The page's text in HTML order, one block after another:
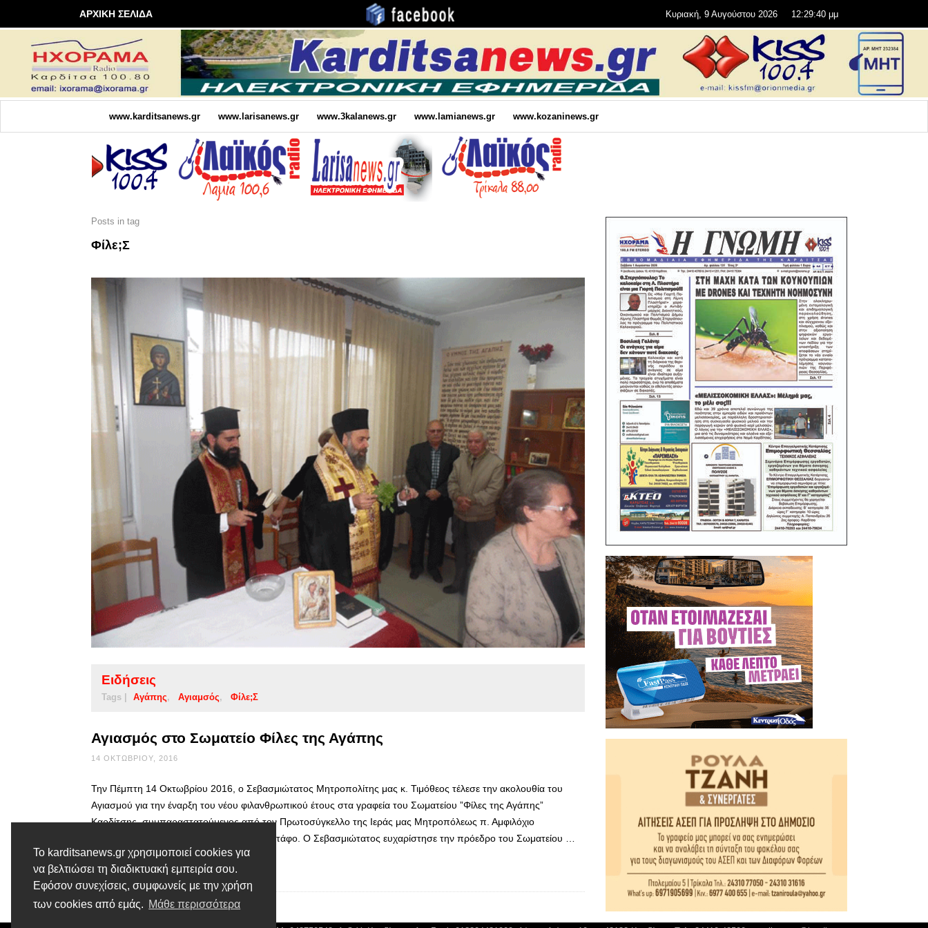
Το karditsanews.gr χρησιμοποιεί cookies για
να βελτιώσει τη διαδικτυακή εμπειρία σου.
Εφόσον συνεχίσεις, συμφωνείς με την χρήση
των cookies από εμάς. Μάθε περισσότερα
ΑΡΧΙΚΗ ΣΕΛΙΔΑ Κυριακή, 9 Αυγούστου 2026 12:29:40 μμ
www.karditsanews.gr www.larisanews.gr www.3kalanews.gr www.lamianews.gr www.kozaninews.gr
Posts in tag
Φίλε;ς
Ειδήσεις
Tags | Αγάπης Αγιαμσός Φίλε;ς
Αγιασμός στο Σωματείο Φίλες της Αγάπης
14 ΟΚΤΩΒΡΊΟΥ, 2016
Την Πέμπτη 14 Οκτωβρίου 2016, ο Σεβασμιώτατος Μητροπολίτης μας κ. Τιμόθεος τέλεσε την ακολουθία του
Αγιασμού για την έναρξη του νέου φιλανθρωπικού έτους στα γραφεία του Σωματείου ”Φίλες της Αγάπης”
Καρδίτσης, συμπαραστατούμενος από τον Πρωτοσύγκελλο της Ιεράς μας Μητροπόλεως π. Αμφιλόχιο
Παπανδρέου και τον Διάκονο π. Νικόλαο Ντάφο. Ο Σεβασμιώτατος ευχαρίστησε την πρόεδρο του Σωματείου …
Διαβάστε περισσότερα